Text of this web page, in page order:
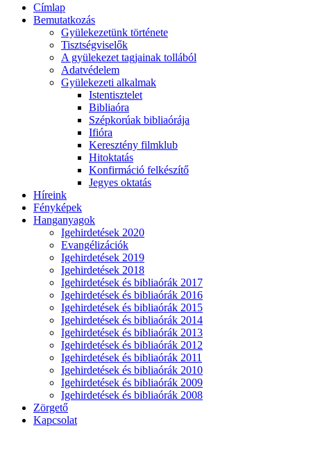
Címlap
Bemutatkozás
Gyülekezetünk története
Tisztségviselők
A gyülekezet tagjainak tollából
Adatvédelem
Gyülekezeti alkalmak
Istentisztelet
Bibliaóra
Szépkorúak bibliaórája
Ifióra
Keresztény filmklub
Hitoktatás
Konfirmáció felkészítő
Jegyes oktatás
Híreink
Fényképek
Hanganyagok
Igehirdetések 2020
Evangélizációk
Igehirdetések 2019
Igehirdetések 2018
Igehirdetések és bibliaórák 2017
Igehirdetések és bibliaórák 2016
Igehirdetések és bibliaórák 2015
Igehirdetések és bibliaórák 2014
Igehirdetések és bibliaórák 2013
Igehirdetések és bibliaórák 2012
Igehirdetések és bibliaórák 2011
Igehirdetések és bibliaórák 2010
Igehirdetések és bibliaórák 2009
Igehirdetések és bibliaórák 2008
Zörgető
Kapcsolat